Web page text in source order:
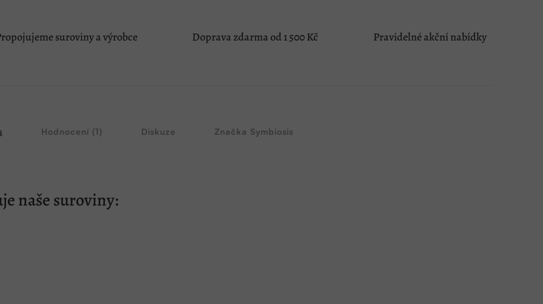
suroviny a výrobce Doprava zdarma od 1 500 Kč Pravidelné akční nabídky
Hodnocení (1) Diskuze Značka Symbiosis
naše suroviny: